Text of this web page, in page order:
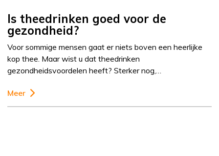
Is theedrinken goed voor de
gezondheid?
Voor sommige mensen gaat er niets boven een heerlijke
kop thee. Maar wist u dat theedrinken
gezondheidsvoordelen heeft? Sterker nog,…
Meer